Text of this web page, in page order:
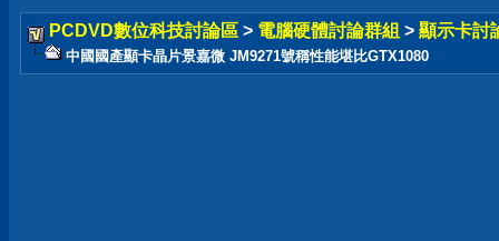
PCDVD數位科技討論區 > 電腦硬體討論群組 > 顯示卡討
中國國產顯卡晶片景嘉微 JM9271號稱性能堪比GTX1080